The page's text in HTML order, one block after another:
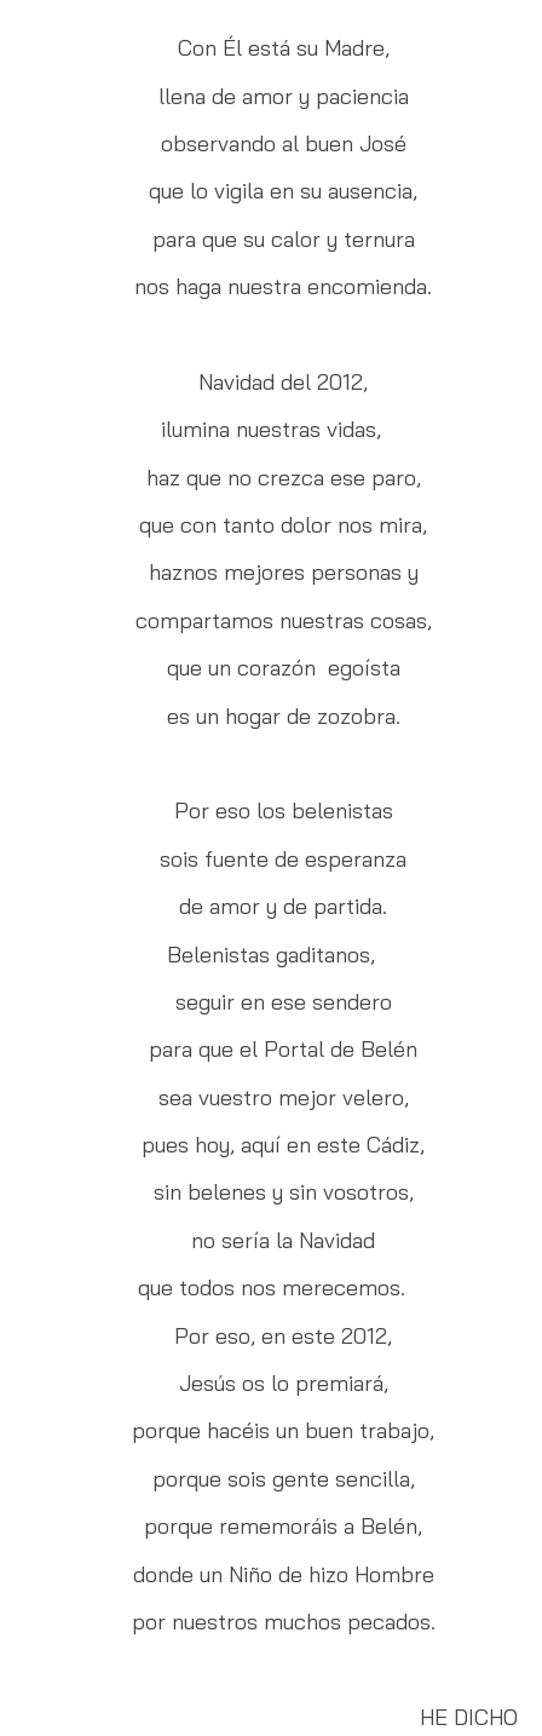
Con Él está su Madre,
llena de amor y paciencia
observando al buen José
que lo vigila en su ausencia,
para que su calor y ternura
nos haga nuestra encomienda.
Navidad del 2012,
ilumina nuestras vidas,
haz que no crezca ese paro,
que con tanto dolor nos mira,
haznos mejores personas y
compartamos nuestras cosas,
que un corazón egoísta
es un hogar de zozobra.
Por eso los belenistas
sois fuente de esperanza
de amor y de partida.
Belenistas gaditanos,
seguir en ese sendero
para que el Portal de Belén
sea vuestro mejor velero,
pues hoy, aquí en este Cádiz,
sin belenes y sin vosotros,
no sería la Navidad
que todos nos merecemos.
Por eso, en este 2012,
Jesús os lo premiará,
porque hacéis un buen trabajo,
porque sois gente sencilla,
porque rememoráis a Belén,
donde un Niño de hizo Hombre
por nuestros muchos pecados.
HE DICHO